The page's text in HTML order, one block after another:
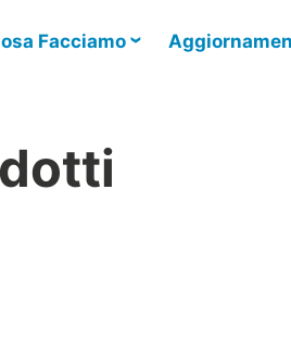
Facciamo